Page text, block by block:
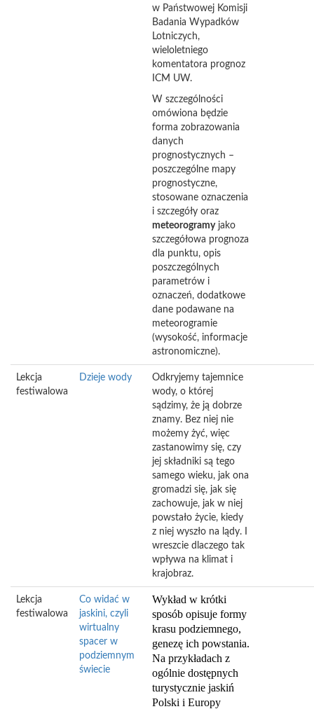
w Państwowej Komisji
Badania Wypadków
Lotniczych,
wieloletniego
komentatora prognoz
ICM UW.
W szczególności
omówiona będzie
forma zobrazowania
danych
prognostycznych –
poszczególne mapy
prognostyczne,
stosowane oznaczenia
i szczegóły oraz
meteorogramyjako
szczegółowa prognoza
dla punktu, opis
poszczególnych
parametrów i
oznaczeń, dodatkowe
dane podawane na
meteorogramie
(wysokość, informacje
astronomiczne).
Lekcja
festiwalowa
Dzieje wody
Odkryjemy tajemnice
wody, o której
sądzimy, że ją dobrze
znamy. Bez niej nie
możemy żyć, więc
zastanowimy się, czy
jej składniki są tego
samego wieku, jak ona
gromadzi się, jak się
zachowuje, jak w niej
powstało życie, kiedy
z niej wyszło na lądy. I
wreszcie dlaczego tak
wpływa na klimat i
krajobraz.
Lekcja
festiwalowa
Co widać w
jaskini, czyli
wirtualny
spacer w
podziemnym
świecie
Wykład w krótki
sposób opisuje formy
krasu podziemnego,
genezę ich powstania.
Na przykładach z
ogólnie dostępnych
turystycznie jaskiń
Polski i Europy